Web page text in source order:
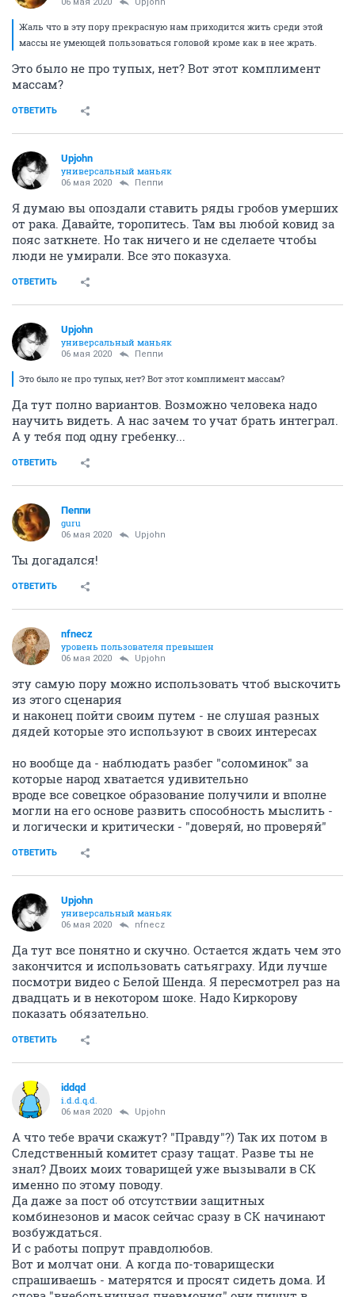
Жаль что в эту пору прекрасную нам приходится жить среди этой
массы не умеющей пользоваться головой кроме как в нее жрать.
Это было не про тупых, нет? Вот этот комплимент
массам?
ОТВЕТИТЬ
Upjohn
универсальный маньяк
06 мая 2020 Пeппи
Я думаю вы опоздали ставить ряды гробов умерших
от рака. Давайте, торопитесь. Там вы любой ковид за
пояс заткнете. Но так ничего и не сделаете чтобы
люди не умирали. Все это показуха.
ОТВЕТИТЬ
Upjohn
универсальный маньяк
06 мая 2020 Пeппи
Это было не про тупых, нет? Вот этот комплимент массам?
Да тут полно вариантов. Возможно человека надо
научить видеть. А нас зачем то учат брать интеграл.
А у тебя под одну гребенку...
ОТВЕТИТЬ
Пeппи
guru
06 мая 2020 Upjohn
Ты догадался!
ОТВЕТИТЬ
nfnecz
уровень пользователя превышен
06 мая 2020 Upjohn
эту самую пору можно использовать чтоб выскочить
из этого сценария
и наконец пойти своим путем - не слушая разных
дядей которые это используют в своих интересах
но вообще да - наблюдать разбег "соломинок" за
которые народ хватается удивительно
вроде все совецкое образование получили и вполне
могли на его основе развить способность мыслить -
и логически и критически - "доверяй, но проверяй"
ОТВЕТИТЬ
Upjohn
универсальный маньяк
06 мая 2020 nfnecz
Да тут все понятно и скучно. Остается ждать чем это
закончится и использовать сатьяграху. Иди лучше
посмотри видео с Белой Шенда. Я пересмотрел раз на
двадцать и в некотором шоке. Надо Киркорову
показать обязательно.
ОТВЕТИТЬ
iddqd
i.d.d.q.d.
06 мая 2020 Upjohn
А что тебе врачи скажут? "Правду"?) Так их потом в
Следственный комитет сразу тащат. Разве ты не
знал? Двоих моих товарищей уже вызывали в СК
именно по этому поводу.
Да даже за пост об отсутствии защитных
комбинезонов и масок сейчас сразу в СК начинают
возбуждаться.
И с работы попрут правдолюбов.
Вот и молчат они. А когда по-товарищески
спрашиваешь - матерятся и просят сидеть дома. И